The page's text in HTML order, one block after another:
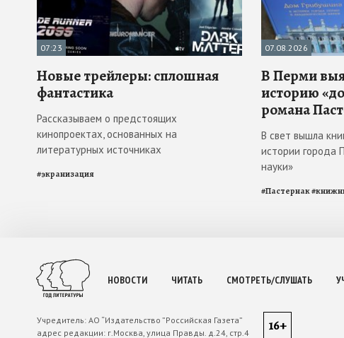
07:23
Новые трейлеры: сплошная
фантастика
Рассказываем о предстоящих
кинопроектах, основанных на
литературных источниках
#экранизация
07.08.2026
В Перми
историю
романа
В свет вышла
истории города
науки»
#Пастернак#
НОВОСТИ ЧИТАТЬ СМОТРЕТЬ/СЛУШАТЬ
Учредитель: АО “Издательство ”Российская Газета”
адрес редакции: г.Москва, улица Правды. д.24, стр.4 16+